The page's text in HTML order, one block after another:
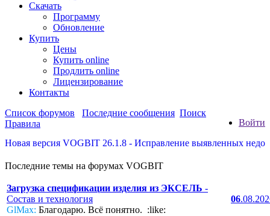
Скачать
Программу
Обновление
Купить
Цены
Купить online
Продлить online
Лицензирование
Контакты
Войти
Список форумов Последние сообщения Поиск
Правила
версия VOGBIT 26.1.8 - Исправление выявленных
Последние темы на форумах VOGBIT
Загрузка спецификации изделия из ЭКСЕЛЬ -
Состав и технология
GlMax: Благодарю. Всё понятно. :like:
06